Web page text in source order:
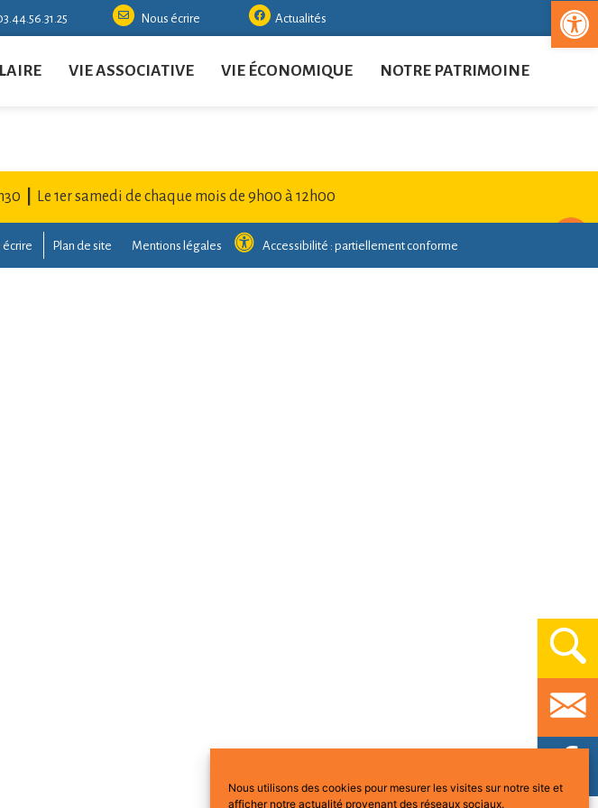
Ouvrir
Nous utilisons des cookies pour mesurer les visites sur notre site et
afficher notre actualité provenant des réseaux sociaux.
Nous écrire Actualités
VIE ASSOCIATIVE VIE ÉCONOMIQUE NOTRE PATRIMOINE
Le 1er samedi de chaque mois de 9h00 à 12h00
écrire Plan de site Mentions légales Accessibilité : partiellement conforme